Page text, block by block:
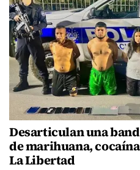
Desarticulan una
de marihuana,
La Libertad